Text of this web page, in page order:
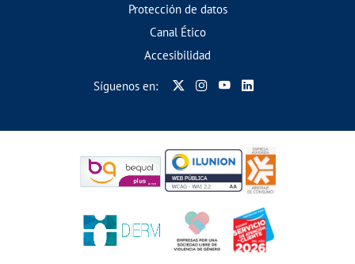
Protección de datos
Canal Ético
Accesibilidad
Síguenos en: